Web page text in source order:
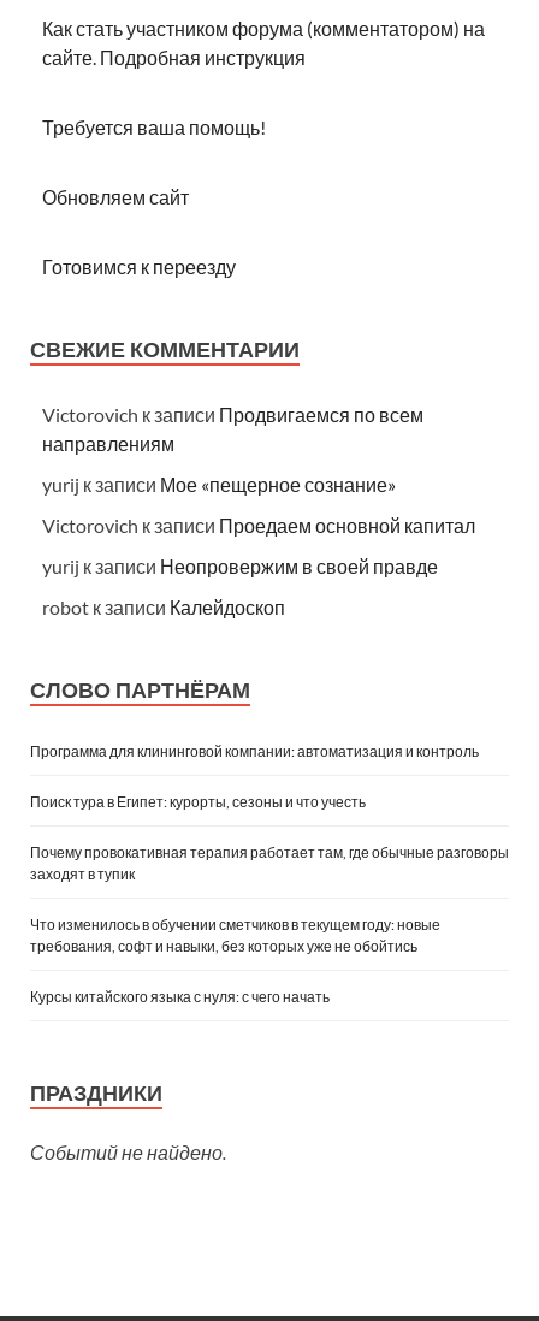
Как стать участником форума (комментатором) на
сайте. Подробная инструкция
Требуется ваша помощь!
Обновляем сайт
Готовимся к переезду
СВЕЖИЕ КОММЕНТАРИИ
Victorovich к записи Продвигаемся по всем
направлениям
yurij к записи Мое «пещерное сознание»
Victorovich к записи Проедаем основной капитал
yurij к записи Неопровержим в своей правде
robot к записи Калейдоскоп
СЛОВО ПАРТНЁРАМ
Программа для клининговой компании: автоматизация и контроль
Поиск тура в Египет: курорты, сезоны и что учесть
Почему провокативная терапия работает там, где обычные разговоры
заходят в тупик
Что изменилось в обучении сметчиков в текущем году: новые
требования, софт и навыки, без которых уже не обойтись
Курсы китайского языка с нуля: с чего начать
ПРАЗДНИКИ
Событий не найдено.